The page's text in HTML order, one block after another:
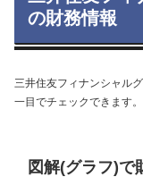
の財務情報
三井住友フィナンシャル
一目でチェックできます。
図解(グラフ)で